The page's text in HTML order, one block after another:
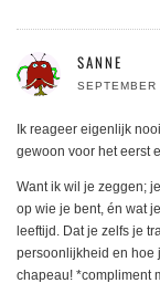
SANNE
Ik reageer eigenlijk
gewoon voor het eerst
Want ik wil je zeggen;
op wie je bent, én wat
leeftijd. Dat je zelfs je
persoonlijkheid en hoe
chapeau! *compliment